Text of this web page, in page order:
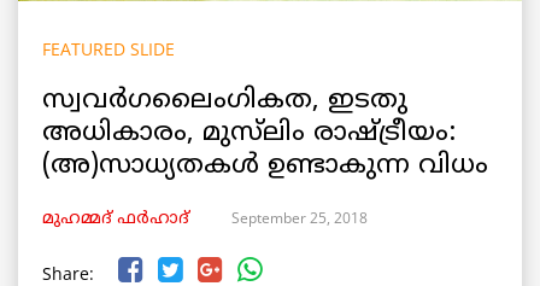
FEATURED SLIDE
സ്വവർഗലൈംഗികത, ഇടതു
അധികാരം, മുസ്‌ലിം രാഷ്ട്രീയം:
(അ)സാധ്യതകൾ ഉണ്ടാകുന്ന വിധം
മുഹമ്മദ് ഫർഹാദ് September 25, 2018
Share: